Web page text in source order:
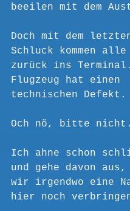
beeilen mit dem
Doch mit dem
Schluck kommen
zurück ins
Flugzeug hat einen
technischen Defekt.
Och nö, bitte nicht.
Ich ahne schon
und gehe davon aus,
wir irgendwo eine
hier noch